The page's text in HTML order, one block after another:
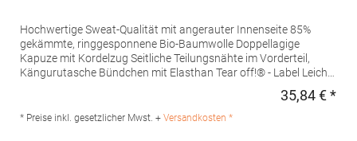
Hochwertige Sweat-Qualität mit angerauter Innenseite 85%
gekämmte, ringgesponnene Bio-Baumwolle Doppellagige
Kapuze mit Kordelzug Seitliche Teilungsnähte im Vorderteil,
Kängurutasche Bündchen mit Elasthan Tear off!® - Label Leicht
JN8023Hersteller: Gustav Daiber GmbH Vor dem Weißen Stein
35,84 € *
* Preise inkl. gesetzlicher Mwst. + Versandkosten *